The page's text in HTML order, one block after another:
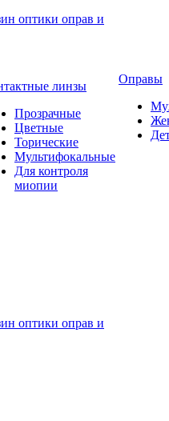
линзы
Прозрачные
Цветные
Торические
Мультифокальные
Для контроля
миопии
Оправы